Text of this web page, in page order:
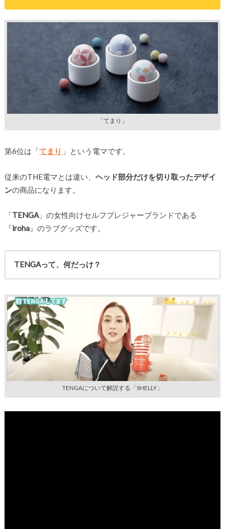
「てまり」
第6位は「てまり 」という電マです。
従来のTHE電マとは違い、 ヘッド部分だけを切り取ったデザイ
ンの商品になります。
「TENGA」の女性向けセルフプレジャーブランドである
『iroha』のラブグッズです。
TENGAって、何だっけ？
TENGAについて解説する「SHELLY」